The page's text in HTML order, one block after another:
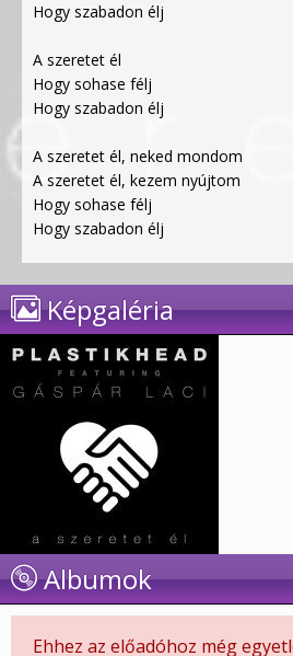
Hogy szabadon élj
A szeretet él
Hogy sohase félj
Hogy szabadon élj
A szeretet él, neked mondom
A szeretet él, kezem nyújtom
Hogy sohase félj
Hogy szabadon élj
Képgaléria
Albumok
Ehhez az előadóhoz még